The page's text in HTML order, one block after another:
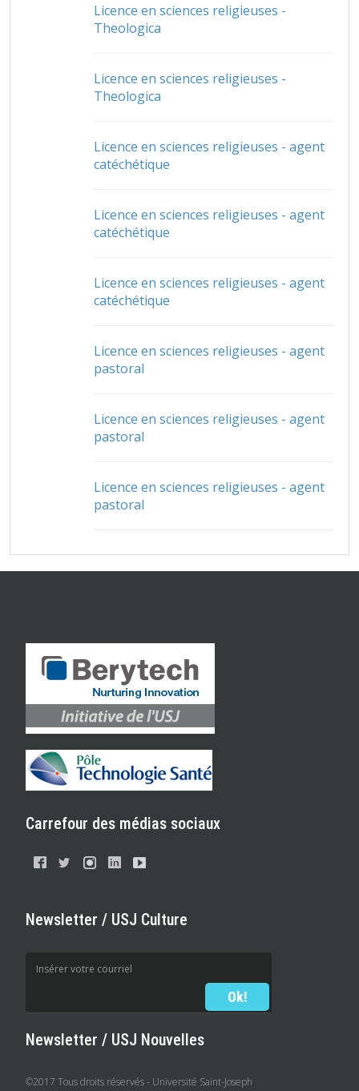
Licence en sciences religieuses -
Theologica
Licence en sciences religieuses -
Theologica
Licence en sciences religieuses - agent
catéchétique
Licence en sciences religieuses - agent
catéchétique
Licence en sciences religieuses - agent
catéchétique
Licence en sciences religieuses - agent
pastoral
Licence en sciences religieuses - agent
pastoral
Licence en sciences religieuses - agent
pastoral
Carrefour des médias sociaux
Newsletter / USJ Culture
Newsletter / USJ Nouvelles
©2017 Tous droits réservés - Université Saint-Joseph